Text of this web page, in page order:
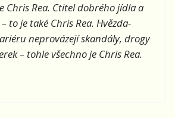
Chris Rea. Ctitel dobrého jídla a
to je také Chris Rea. Hvězda-
neprovázejí skandály, drogy
– tohle všechno je Chris Rea.